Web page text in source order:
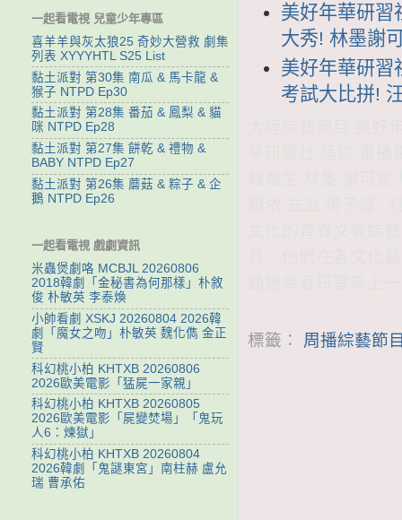
美好年華研習
大秀! 林墨謝
美好年華研習
考試大比拼!
標籤： 周播綜藝節
一起看電視 兒童少年專區
喜羊羊與灰太狼25 奇妙大營救 劇集
列表 XYYYHTL S25 List
黏土派對 第30集 南瓜 & 馬卡龍 &
猴子 NTPD Ep30
黏土派對 第28集 番茄 & 鳳梨 & 貓
咪 NTPD Ep28
黏土派對 第27集 餅乾 & 禮物 &
BABY NTPD Ep27
黏土派對 第26集 蘑菇 & 粽子 & 企
鵝 NTPD Ep26
一起看電視 戲劇資訊
米蟲煲劇咯 MCBJL 20260806
2018韓劇「金秘書為何那樣」朴敘
俊 朴敏英 李泰煥
小帥看劇 XSKJ 20260804 2026韓
劇「魔女之吻」朴敏英 魏化儁 金正
賢
科幻桃小柏 KHTXB 20260806
2026歐美電影「猛屍一家親」
科幻桃小柏 KHTXB 20260805
2026歐美電影「屍變焚場」「鬼玩
人6：煉獄」
科幻桃小柏 KHTXB 20260804
2026韓劇「鬼謎東宮」南柱赫 盧允
瑞 曹承佑